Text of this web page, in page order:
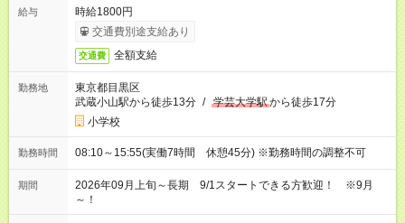
給与
時給1800円
交通費別途支給あり
交通費 全額支給
勤務地
東京都目黒区
武蔵小山駅から徒歩13分 / 学芸大学駅から徒歩17分
小学校
勤務時間 08:10～15:55(実働7時間 休憩45分) ※勤務時間の調整不可
期間
2026年09月上旬～長期 9/1スタートできる方歓迎！ ※9月
～！